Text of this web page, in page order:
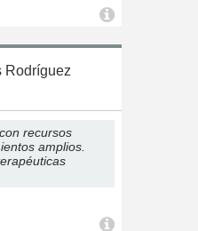
Rodríguez
recursos
amplios.